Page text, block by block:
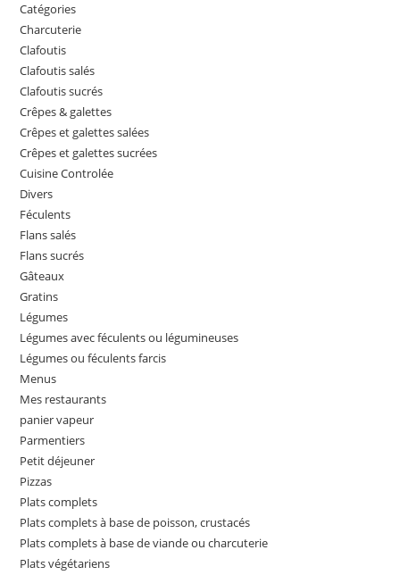
Catégories
Charcuterie
Clafoutis
Clafoutis salés
Clafoutis sucrés
Crêpes & galettes
Crêpes et galettes salées
Crêpes et galettes sucrées
Cuisine Controlée
Divers
Féculents
Flans salés
Flans sucrés
Gâteaux
Gratins
Légumes
Légumes avec féculents ou légumineuses
Légumes ou féculents farcis
Menus
Mes restaurants
panier vapeur
Parmentiers
Petit déjeuner
Pizzas
Plats complets
Plats complets à base de poisson, crustacés
Plats complets à base de viande ou charcuterie
Plats végétariens